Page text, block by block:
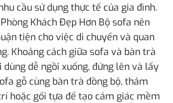
cầu sử dụng thực tế của gia đình.
Khách Đẹp Hơn Bộ sofa nên
tiện cho việc di chuyển và quan
Khoảng cách giữa sofa và bàn trà
dùng dễ ngồi xuống, đứng lên và lấy
gỗ cùng bàn trà đồng bộ, thảm
hoặc gối tựa để tạo cảm giác mềm